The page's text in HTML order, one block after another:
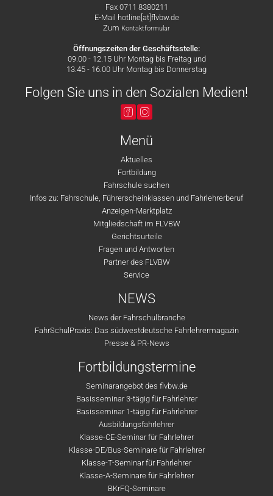
Fax 0711 8380211
E-Mail hotline[at]flvbw.de
Zum Kontaktformular
Öffnungszeiten der Geschäftsstelle:
09.00 - 12.15 Uhr Montag bis Freitag und
13.45 - 16.00 Uhr Montag bis Donnerstag
Folgen Sie uns in den Sozialen Medien!
Menü
Aktuelles
Fortbildung
Fahrschule suchen
Infos zu: Fahrschule, Führerscheinklassen und Fahrlehrerberuf
Anzeigen-Marktplatz
Mitgliedschaft im FLVBW
Gerichtsurteile
Fragen und Antworten
Partner des FLVBW
Service
NEWS
News der Fahrschulbranche
FahrSchulPraxis: Das südwestdeutsche Fahrlehrermagazin
Presse & PR-News
Fortbildungstermine
Seminarangebot des flvbw.de
Basisseminar 3-tägig für Fahrlehrer
Basisseminar 1-tägig für Fahrlehrer
Ausbildungsfahrlehrer
Klasse-CE-Seminar für Fahrlehrer
Klasse-DE/Bus-Seminare für Fahrlehrer
Klasse-T-Seminar für Fahrlehrer
Klasse-A-Seminare für Fahrlehrer
BKrFQ-Seminare